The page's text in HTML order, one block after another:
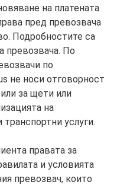
на платената
пред превозвача
Подробностите са
превозвача. По
по
не носи отговорност
за щети или
на
услуги.
правата за
и условията
превозвач, които